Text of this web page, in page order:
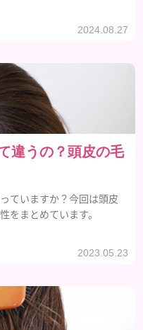
2024.08.27
違うの？頭皮の毛
ていますか？今回は頭皮
をまとめています。
2023.05.23